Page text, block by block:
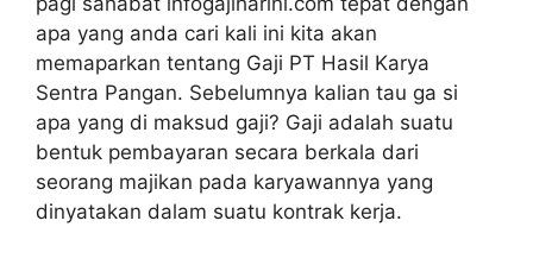
apa yang anda cari kali ini kita akan
memaparkan tentang Gaji PT Hasil Karya
Sentra Pangan. Sebelumnya kalian tau ga si
apa yang di maksud gaji? Gaji adalah suatu
bentuk pembayaran secara berkala dari
seorang majikan pada karyawannya yang
dinyatakan dalam suatu kontrak kerja.